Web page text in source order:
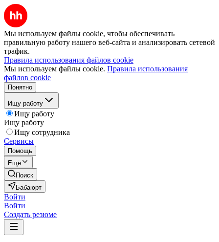
Мы используем файлы cookie, чтобы обеспечивать
правильную работу нашего веб-сайта и анализировать сетевой
трафик.
Правила использования файлов cookie
Мы используем файлы cookie. Правила использования
файлов cookie
Понятно
Ищу работу
Ищу работу
Ищу работу
Ищу сотрудника
Сервисы
Помощь
Ещё
Поиск
Бабаюрт
Войти
Войти
Создать резюме